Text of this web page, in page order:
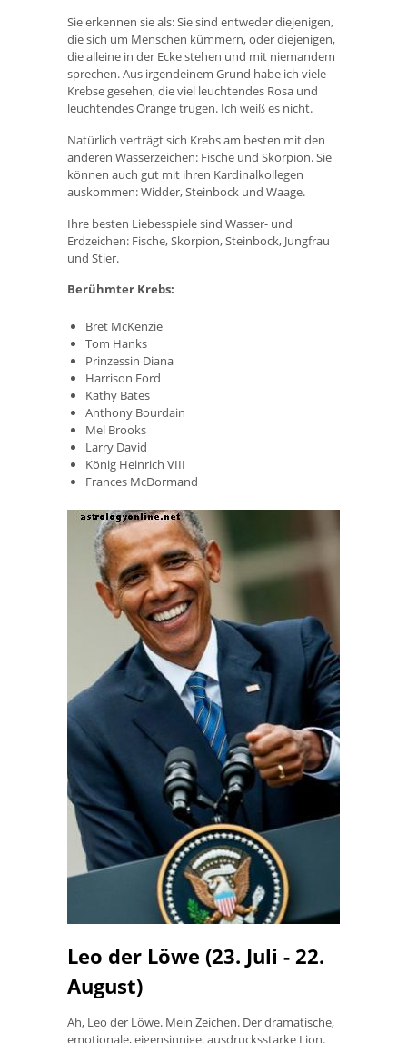
Sie erkennen sie als: Sie sind entweder diejenigen,
die sich um Menschen kümmern, oder diejenigen,
die alleine in der Ecke stehen und mit niemandem
sprechen. Aus irgendeinem Grund habe ich viele
Krebse gesehen, die viel leuchtendes Rosa und
leuchtendes Orange trugen. Ich weiß es nicht.
Natürlich verträgt sich Krebs am besten mit den
anderen Wasserzeichen: Fische und Skorpion. Sie
können auch gut mit ihren Kardinalkollegen
auskommen: Widder, Steinbock und Waage.
Ihre besten Liebesspiele sind Wasser- und
Erdzeichen: Fische, Skorpion, Steinbock, Jungfrau
und Stier.
Berühmter Krebs:
Bret McKenzie
Tom Hanks
Prinzessin Diana
Harrison Ford
Kathy Bates
Anthony Bourdain
Mel Brooks
Larry David
König Heinrich VIII
Frances McDormand
Leo der Löwe (23. Juli - 22.
August)
Ah, Leo der Löwe. Mein Zeichen. Der dramatische,